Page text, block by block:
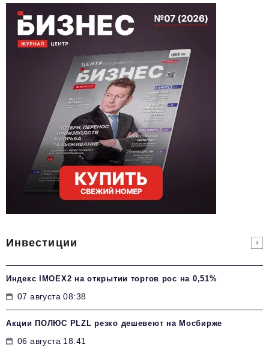
Инвестиции
Индекс IMOEX2 на открытии торгов рос на 0,51%
07 августа 08:38
Акции ПОЛЮС PLZL резко дешевеют на Мосбирже
06 августа 18:41